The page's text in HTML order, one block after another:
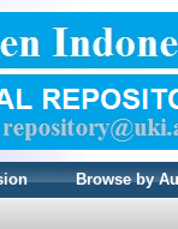
Browse by